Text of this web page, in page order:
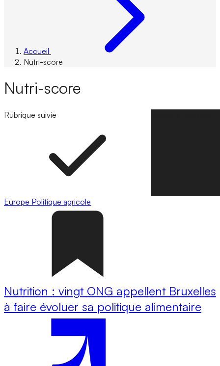
Accueil
Nutri-score
Nutri-score
Rubrique suivie
Europe Politique agricole
Nutrition : vingt ONG appellent Bruxelles
à faire évoluer sa politique alimentaire